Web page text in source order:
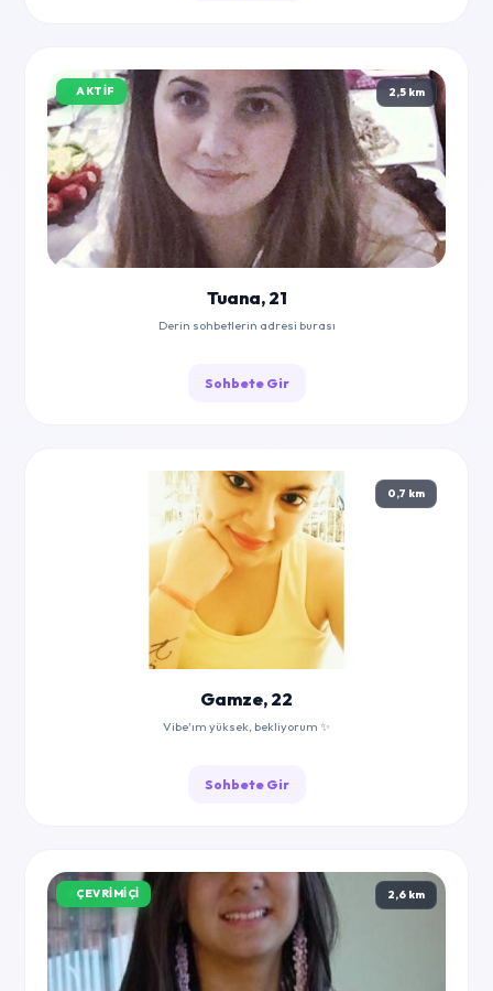
AKTIF 2,5 km
Tuana, 21
Derin sohbetlerin adresi burası
Sohbete Gir
0,7 km
Gamze, 22
Vibe'ım yüksek, bekliyorum ✨
Sohbete Gir
ÇEVRIMIÇI 2,6 km